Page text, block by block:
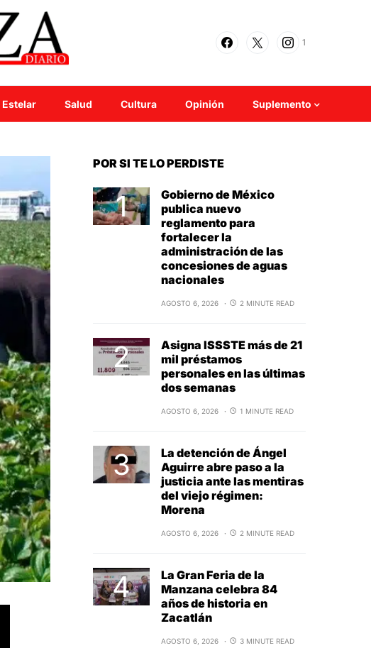
1
Estelar Salud Cultura Opinión Suplemento
POR SI TE LO PERDISTE
Gobierno de México
publica nuevo
reglamento para
fortalecer la
administración de las
concesiones de aguas
nacionales
AGOSTO 6, 2026 2 MINUTE READ
Asigna ISSSTE más de 21
mil préstamos
personales en las últimas
dos semanas
AGOSTO 6, 2026 1 MINUTE READ
La detención de Ángel
Aguirre abre paso a la
justicia ante las mentiras
del viejo régimen:
Morena
AGOSTO 6, 2026 2 MINUTE READ
La Gran Feria de la
Manzana celebra 84
años de historia en
Zacatlán
AGOSTO 6, 2026 3 MINUTE READ